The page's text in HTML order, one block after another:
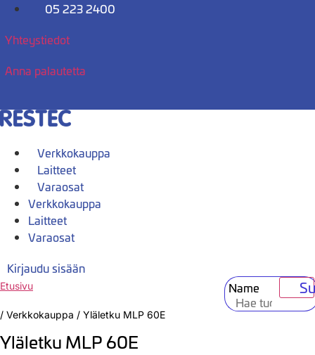
Mene
05 223 2400
Yhteystiedot
Anna palautetta
Verkkokauppa
Laitteet
Varaosat
Verkkokauppa
Laitteet
Varaosat
Kirjaudu sisään
Name
Etusivu
/ Verkkokauppa / Yläletku MLP 60E
Yläletku MLP 60E